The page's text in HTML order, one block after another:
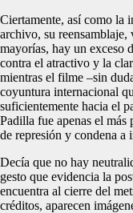
Ciertamente, así como la
archivo, su
mayorías, hay un exceso
contra el atractivo y la
mientras el filme –sin
coyuntura internacional
suficientemente hacia el
Padilla fue apenas el más
de represión y condena a
Decía que no hay
gesto que evidencia la
encuentra al cierre del
créditos, aparecen